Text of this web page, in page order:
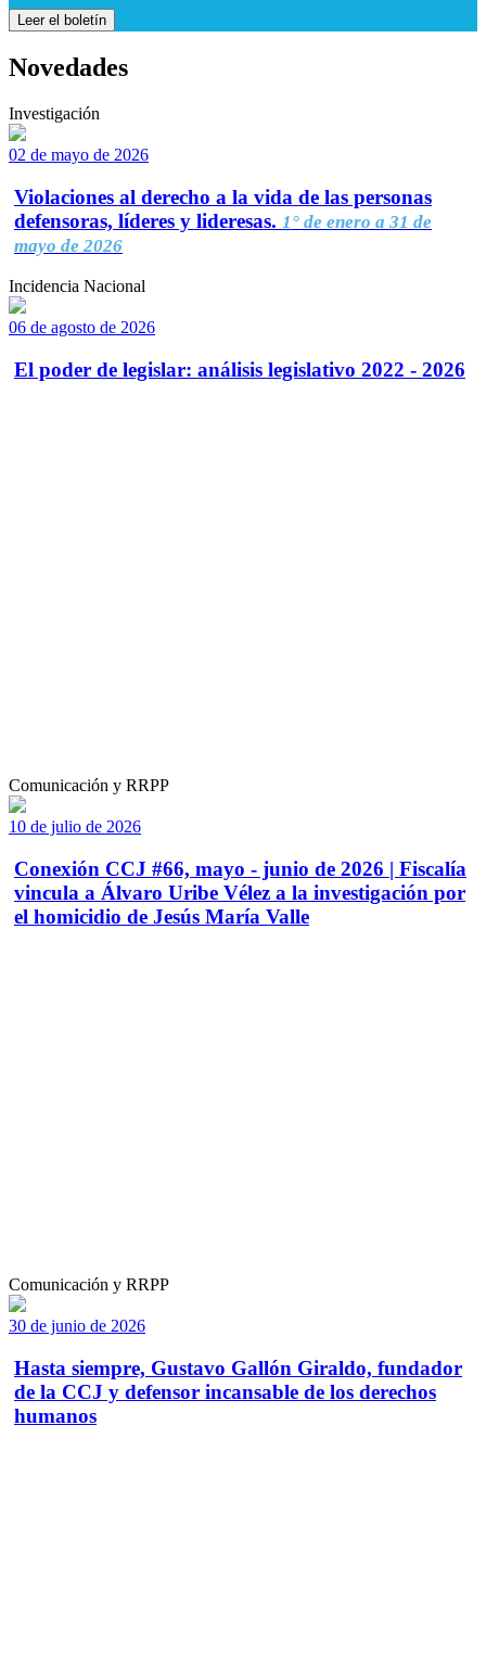
Leer el boletín
Novedades
Investigación
02 de mayo de 2026
Violaciones al derecho a la vida de las personas
defensoras, líderes y lideresas. 1° de enero a 31 de
mayo de 2026
Incidencia Nacional
06 de agosto de 2026
El poder de legislar: análisis legislativo 2022 - 2026
Comunicación y RRPP
10 de julio de 2026
Conexión CCJ #66, mayo - junio de 2026 | Fiscalía
vincula a Álvaro Uribe Vélez a la investigación por
el homicidio de Jesús María Valle
Comunicación y RRPP
30 de junio de 2026
Hasta siempre, Gustavo Gallón Giraldo, fundador
de la CCJ y defensor incansable de los derechos
humanos